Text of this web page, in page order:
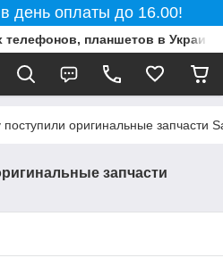
день оплаты до 16.00!
планшетов в
оригинальные запчасти
запчасти